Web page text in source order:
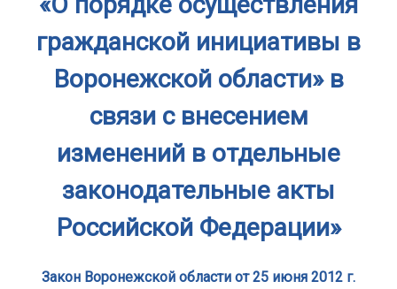
гражданской инициативы в
Воронежской области» в
связи с внесением
изменений в отдельные
законодательные акты
Российской Федерации»
Закон Воронежской области от 25 июня 2012 г.